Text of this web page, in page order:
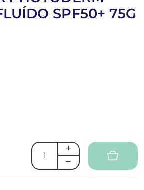
SPF50+ 75G